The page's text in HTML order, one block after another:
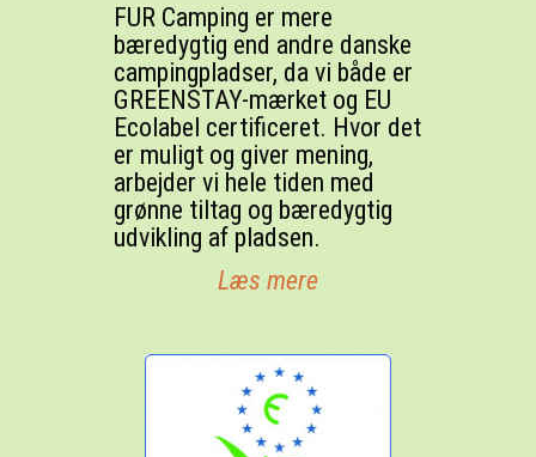
FUR Camping er mere
bæredygtig end andre danske
campingpladser, da vi både er
GREENSTAY-mærket og EU
Ecolabel certificeret. Hvor det
er muligt og giver mening,
arbejder vi hele tiden med
grønne tiltag og bæredygtig
udvikling af pladsen.
Læs mere